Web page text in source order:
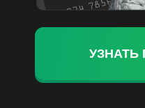
УЗНАТЬ